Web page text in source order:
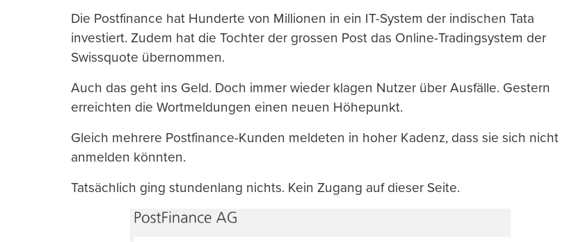
drucken
Die Postfinance hat Hunderte von Millionen in ein IT-System der indischen Tata
investiert. Zudem hat die Tochter der grossen Post das Online-Tradingsystem der
Swissquote übernommen.
Auch das geht ins Geld. Doch immer wieder klagen Nutzer über Ausfälle. Gestern
erreichten die Wortmeldungen einen neuen Höhepunkt.
Gleich mehrere Postfinance-Kunden meldeten in hoher Kadenz, dass sie sich nicht
anmelden könnten.
Tatsächlich ging stundenlang nichts. Kein Zugang auf dieser Seite.